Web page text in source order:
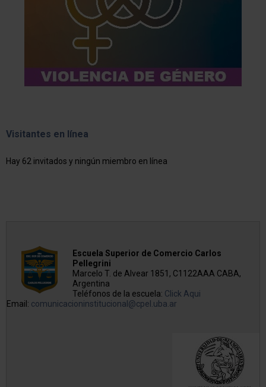
Visitantes en línea
Hay 62 invitados y ningún miembro en línea
Escuela Superior de Comercio Carlos
Pellegrini
Marcelo T. de Alvear 1851, C1122AAA CABA,
Argentina
Teléfonos de la escuela: Click Aqui
Email: comunicacioninstitucional@cpel.uba.ar